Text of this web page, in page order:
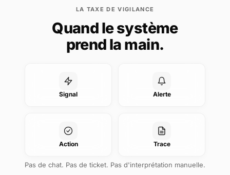
LA TAXE DE VIGILANCE
Quand le système
prend la main.
Signal Alerte
Action Trace
Pas de chat. Pas de ticket. Pas d'interprétation manuelle.